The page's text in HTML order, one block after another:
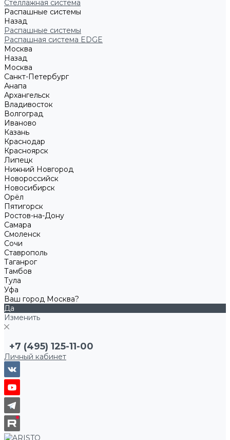
Стеллажная система
Распашные системы
Назад
Распашные системы
Распашная система EDGE
Москва
Назад
Москва
Санкт-Петербург
Анапа
Архангельск
Владивосток
Волгоград
Иваново
Казань
Краснодар
Красноярск
Липецк
Нижний Новгород
Новороссийск
Новосибирск
Орёл
Пятигорск
Ростов-на-Дону
Самара
Смоленск
Сочи
Ставрополь
Таганрог
Тамбов
Тула
Уфа
Ваш город Москва?
Да
Изменить
+7 (495) 125-11-00
Личный кабинет